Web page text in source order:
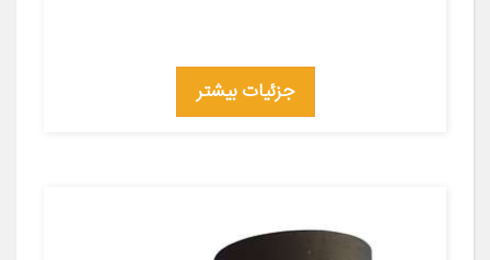
جزئیات بیشتر